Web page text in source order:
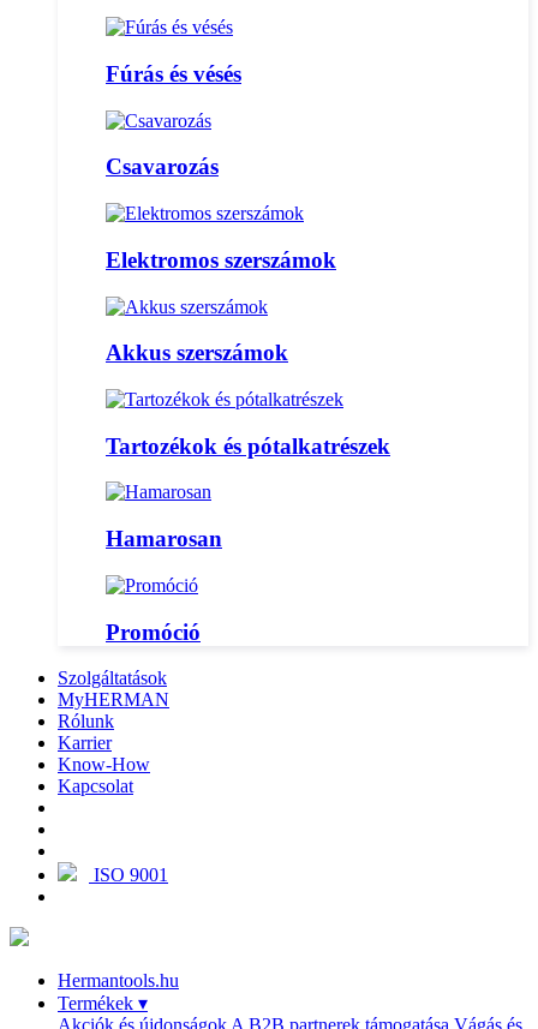
Fúrás és vésés
Csavarozás
Elektromos szerszámok
Akkus szerszámok
Tartozékok és pótalkatrészek
Hamarosan
Promóció
Szolgáltatások
MyHERMAN
Rólunk
Karrier
Know-How
Kapcsolat
ISO 9001
Hermantools.hu
Termékek ▾